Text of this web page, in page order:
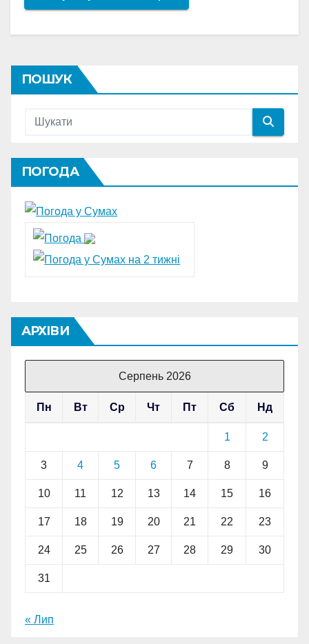
ПОШУК
ПОГОДА
АРХІВИ
Серпень 2026
Пн Вт Ср Чт Пт Сб Нд
1 2
3 4 5 6 7 8 9
10 11 12 13 14 15 16
17 18 19 20 21 22 23
24 25 26 27 28 29 30
31
« Лип